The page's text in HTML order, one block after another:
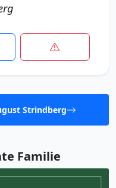
Strindberg
Familie